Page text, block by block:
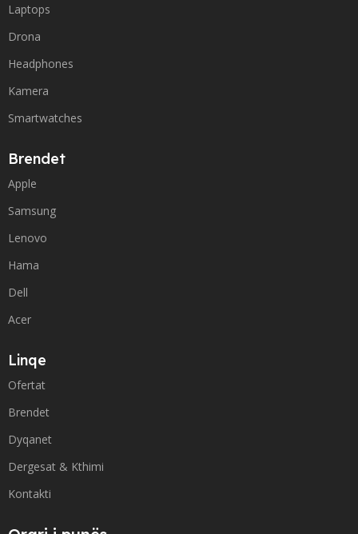
Laptops
Drona
Headphones
Kamera
Smartwatches
Brendet
Apple
Samsung
Lenovo
Hama
Dell
Acer
Linqe
Ofertat
Brendet
Dyqanet
Dergesat & Kthimi
Kontakti